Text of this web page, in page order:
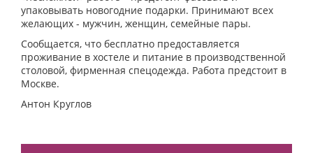
упаковывать новогодние подарки. Принимают всех
желающих - мужчин, женщин, семейные пары.
Сообщается, что бесплатно предоставляется
проживание в хостеле и питание в производственной
столовой, фирменная спецодежда. Работа предстоит в
Москве.
Антон Круглов